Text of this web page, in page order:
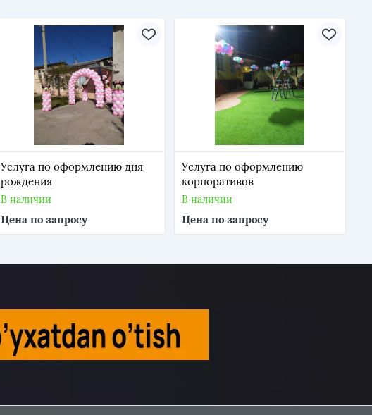
Услуга по оформлению дня
рождения
В наличии
Цена по запросу
Услуга по оформлению
корпоративов
В наличии
Цена по запросу